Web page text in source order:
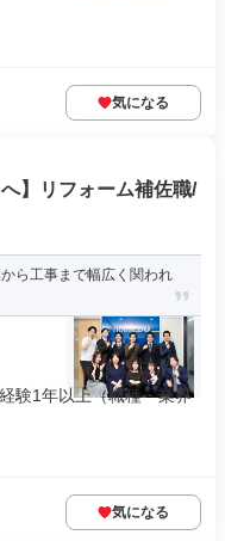
気になる
】リフォーム補佐職/
ら工事まで幅広く関われ
験1年以上（職種・業界
気になる